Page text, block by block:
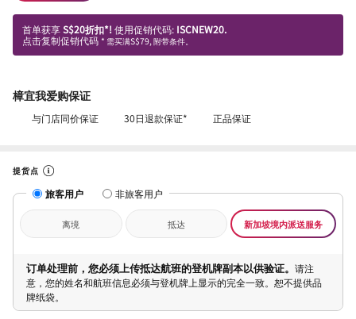
首单获享S$20折扣*! 使用促销代码: ISCNEW20.
点击复制促销代码 * 需买满S$79, 附带条件。
樟宜我爱购保证
与门店同价保证 30日退款保证* 正品保证
提货点
旅客用户 非旅客用户
离境 抵达 新加坡境内派送服务
订单处理前，您必须上传抵达航班的登机牌副本以供验证。 请注
意，您的姓名和航班信息必须与登机牌上显示的完全一致。恕不提供品
牌纸袋。